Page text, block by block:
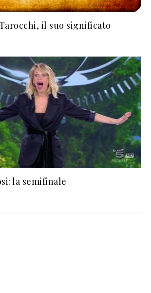
il suo significato
la semifinale